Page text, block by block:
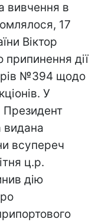
вивчення в
17
Віктор
дії
№394 щодо
У
Президент
видана
всупереч
ц.р.
дію